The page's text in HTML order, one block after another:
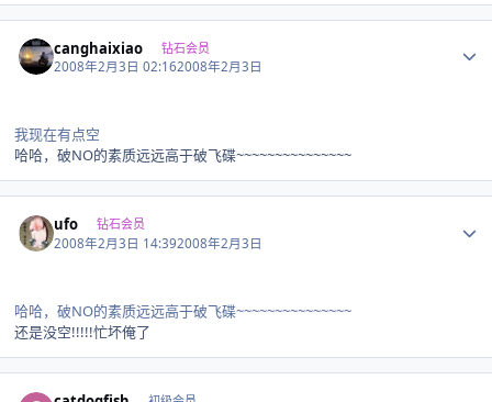
canghaixiao 钻石会员
2008年2月3日 02:162008年2月3日
我现在有点空
哈哈，破NO的素质远远高于破飞碟~~~~~~~~~~~~~~~
ufo 钻石会员
2008年2月3日 14:392008年2月3日
哈哈，破NO的素质远远高于破飞碟~~~~~~~~~~~~~~~
还是没空!!!!!忙坏俺了